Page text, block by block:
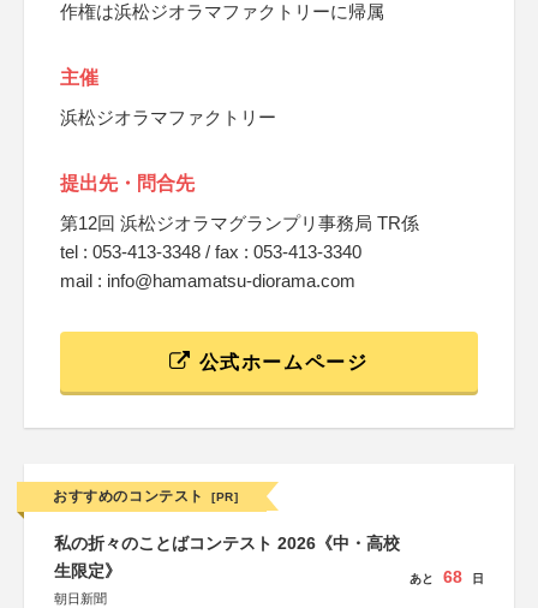
作権は浜松ジオラマファクトリーに帰属
主催
浜松ジオラマファクトリー
提出先・問合先
第12回 浜松ジオラマグランプリ事務局 TR係
tel : 053-413-3348 / fax : 053-413-3340
mail : info@hamamatsu-diorama.com
公式ホームページ
おすすめのコンテスト [PR]
私の折々のことばコンテスト 2026《中・高校
生限定》
朝日新聞
あと 68 日